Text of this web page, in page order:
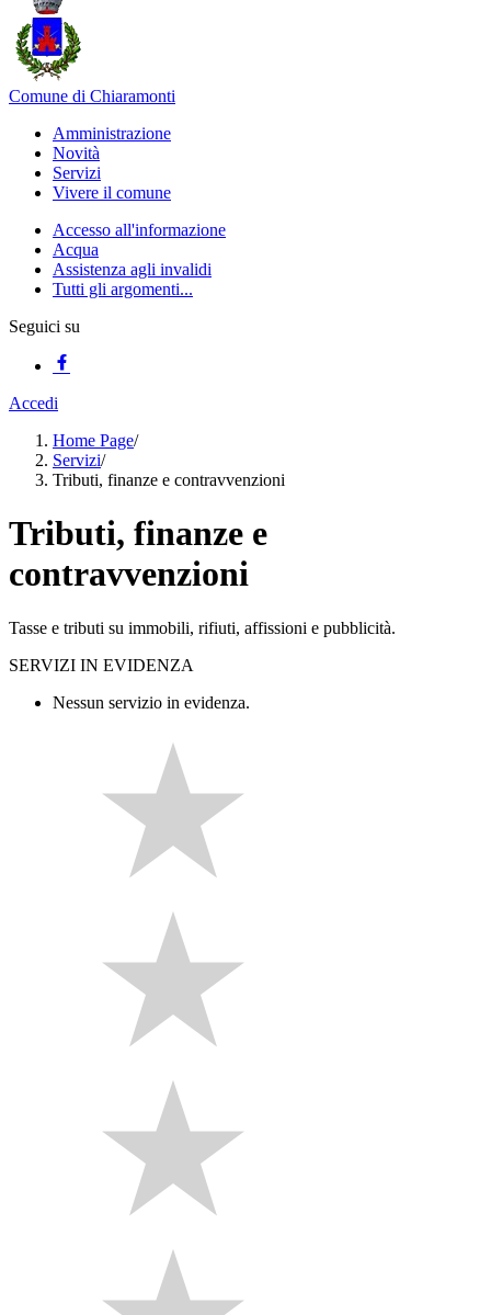
Comune di Chiaramonti
Amministrazione
Novità
Servizi
Vivere il comune
Accesso all'informazione
Acqua
Assistenza agli invalidi
Tutti gli argomenti...
Seguici su
Accedi
Home Page/
Servizi/
Tributi, finanze e contravvenzioni
Tributi, finanze e
contravvenzioni
Tasse e tributi su immobili, rifiuti, affissioni e pubblicità.
SERVIZI IN EVIDENZA
Nessun servizio in evidenza.